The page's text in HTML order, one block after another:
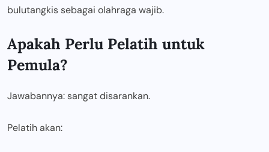
bulutangkis sebagai olahraga wajib.
Apakah Perlu Pelatih untuk
Pemula?
Jawabannya: sangat disarankan.
Pelatih akan: